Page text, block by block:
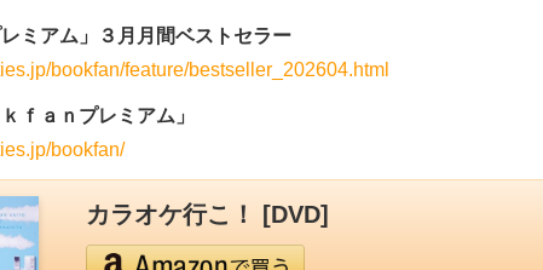
ミアム」３月月間ベストセラー
bookfan/feature/bestseller_202604.html
ｆａｎプレミアム」
bookfan/
カラオケ行こ！ [DVD]